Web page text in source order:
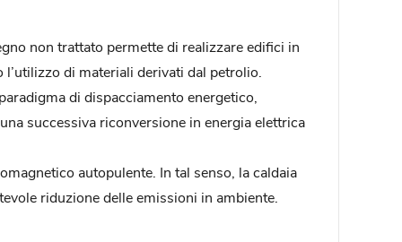
non trattato permette di realizzare edifici in
di materiali derivati dal petrolio.
di dispacciamento energetico,
successiva riconversione in energia elettrica
autopulente. In tal senso, la caldaia
riduzione delle emissioni in ambiente.